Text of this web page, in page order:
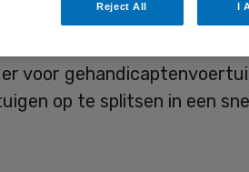
van Infrastructuur en
voor
op te splitsen in een
Reject All I